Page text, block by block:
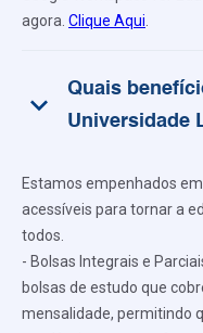
agora. Clique Aqui
keyboard_arrow_down
Quais
Universidade
Estamos empenhados
acessíveis para tornar a
todos.
- Bolsas Integrais e
bolsas de estudo que
mensalidade, permitindo